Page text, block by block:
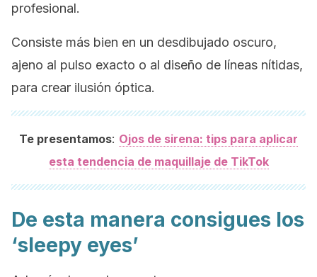
profesional.
Consiste más bien en un desdibujado oscuro,
ajeno al pulso exacto o al diseño de líneas nítidas,
para crear ilusión óptica.
Te presentamos: Ojos de sirena: tips para aplicar
esta tendencia de maquillaje de TikTok
De esta manera consigues los
‘sleepy eyes’